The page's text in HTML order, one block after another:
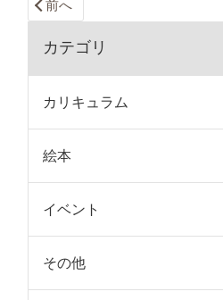
前へ
カテゴリ
カリキュラム
絵本
イベント
その他